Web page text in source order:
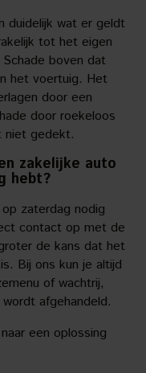
duidelijk wat er geldt
tot het eigen
boven dat
het voertuig. Het
door een
door roekeloos
niet gedekt.
zakelijke auto
hebt?
zaterdag nodig
contact op met de
de kans dat het
Bij ons kun je altijd
of wachtrij,
afgehandeld.
een oplossing